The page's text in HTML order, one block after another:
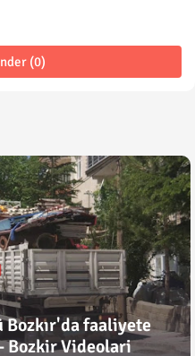
(0)
Bozkır'da faaliyete
Bozkir Videolari